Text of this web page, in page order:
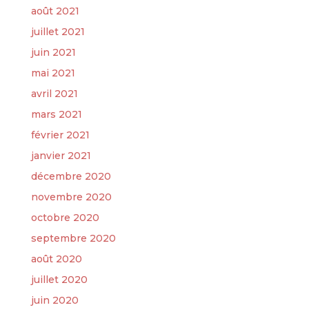
août 2021
juillet 2021
juin 2021
mai 2021
avril 2021
mars 2021
février 2021
janvier 2021
décembre 2020
novembre 2020
octobre 2020
septembre 2020
août 2020
juillet 2020
juin 2020